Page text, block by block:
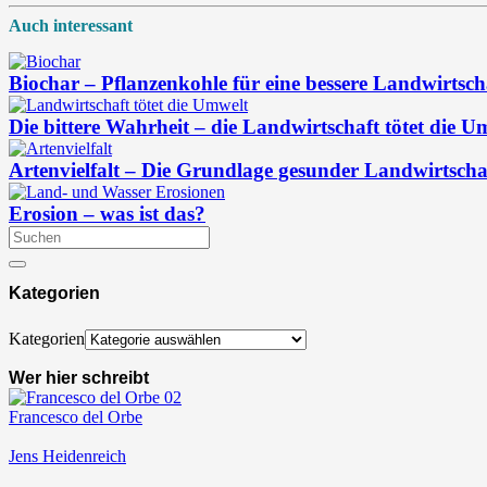
Auch interessant
Biochar – Pflanzenkohle für eine bessere
Die bittere Wahrheit – die Landwirtschaft tötet die
Artenvielfalt – Die Grundlage gesunder
Erosion – was ist das?
Kategorien
Kategorien
Wer hier schreibt
Francesco del Orbe
Jens Heidenreich